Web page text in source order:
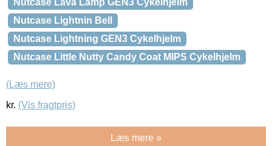
Nutcase Lava Lamp GEN3 Cykelhjelm
Nutcase Lightnin Bell
Nutcase Lightning GEN3 Cykelhjelm
Nutcase Little Nutty Candy Coat MIPS Cykelhjelm
(Læs mere)
kr. (Vis fragtpris)
Læs mere »